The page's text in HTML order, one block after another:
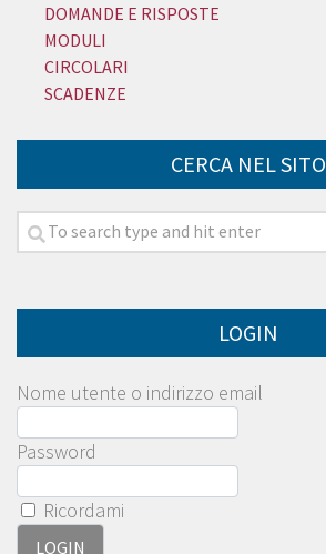
DOMANDE E RISPOSTE
MODULI
CIRCOLARI
SCADENZE
CERCA NEL SITO
LOGIN
Nome utente o indirizzo email
Password
Ricordami